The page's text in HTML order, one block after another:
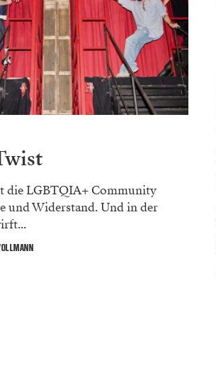
die LGBTQIA+ Community
und Widerstand. Und in der